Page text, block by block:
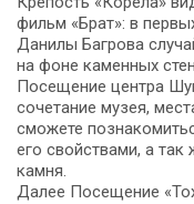
фильм «Брат»: в
Данилы Багрова
на фоне каменных
Посещение центра
сочетание музея,
сможете
его свойствами, а так
камня.
Далее Посещение